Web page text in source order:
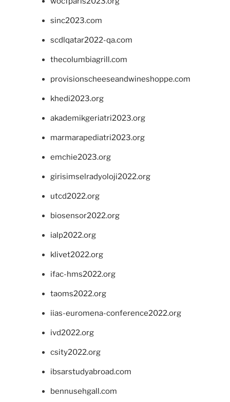
sinc2023.com
scdlqatar2022-qa.com
thecolumbiagrill.com
provisionscheeseandwineshoppe.com
khedi2023.org
akademikgeriatri2023.org
marmarapediatri2023.org
emchie2023.org
girisimselradyoloji2022.org
utcd2022.org
biosensor2022.org
ialp2022.org
klivet2022.org
ifac-hms2022.org
taoms2022.org
iias-euromena-conference2022.org
ivd2022.org
csity2022.org
ibsarstudyabroad.com
bennusehgall.com